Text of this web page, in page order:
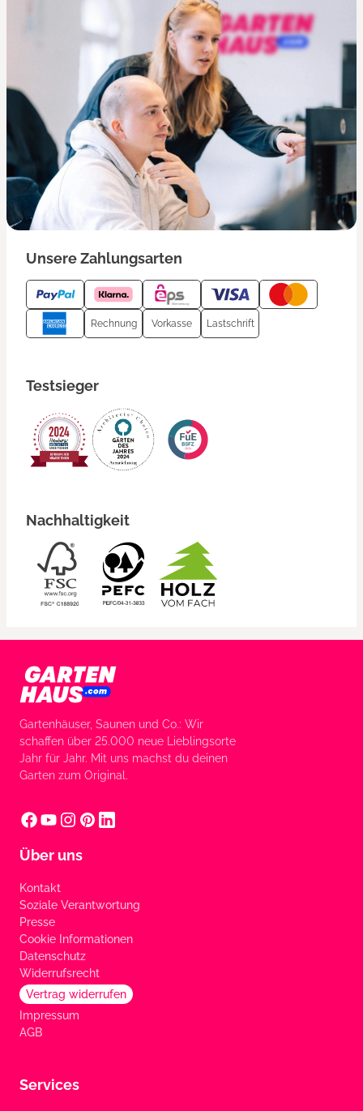
Unsere Zahlungsarten
Rechnung Vorkasse Lastschrift
Testsieger
Nachhaltigkeit
Gartenhäuser, Saunen und Co.: Wir
schaffen über 25.000 neue Lieblingsorte
Jahr für Jahr. Mit uns machst du deinen
Garten zum Original.
Über uns
Kontakt
Soziale Verantwortung
Presse
Cookie Informationen
Datenschutz
Widerrufsrecht
Vertrag widerrufen
Impressum
AGB
Services